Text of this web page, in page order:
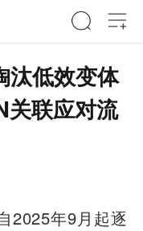
汰低效变体
关联应对流
2025年9月起逐